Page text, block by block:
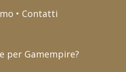
• Contatti
per Gamempire?